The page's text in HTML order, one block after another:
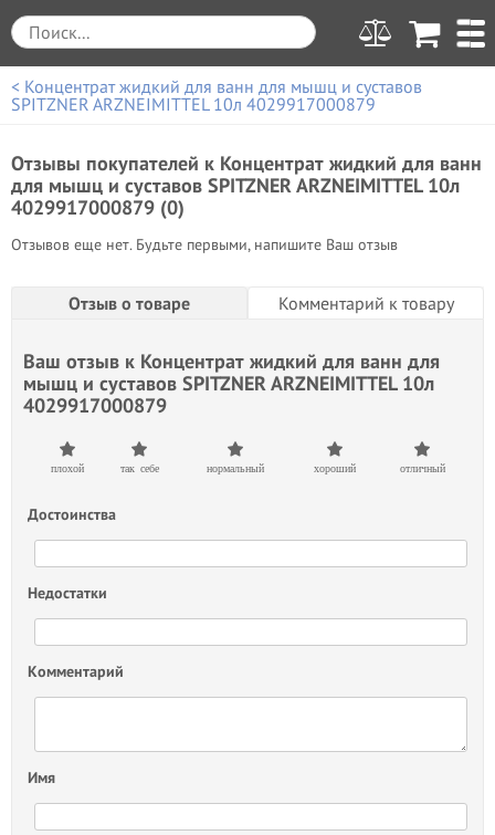
< Концентрат жидкий для ванн для мышц и суставов
SPITZNER ARZNEIMITTEL 10л 4029917000879
Отзывы покупателей к Концентрат жидкий для ванн
для мышц и суставов SPITZNER ARZNEIMITTEL 10л
4029917000879 (0)
Отзывов еще нет. Будьте первыми, напишите Ваш отзыв
Отзыв о товаре Комментарий к товару
Ваш отзыв к Концентрат жидкий для ванн для
мышц и суставов SPITZNER ARZNEIMITTEL 10л
4029917000879
плохой так себе нормальный хороший отличный
Достоинства
Недостатки
Комментарий
Имя